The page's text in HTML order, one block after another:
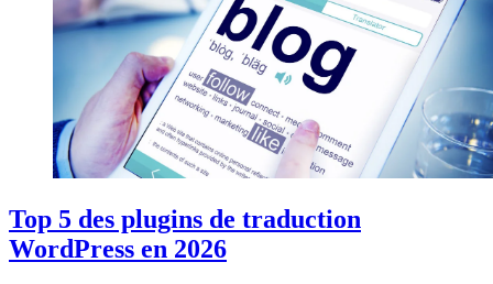
Top 5 des plugins de traduction
WordPress en 2026